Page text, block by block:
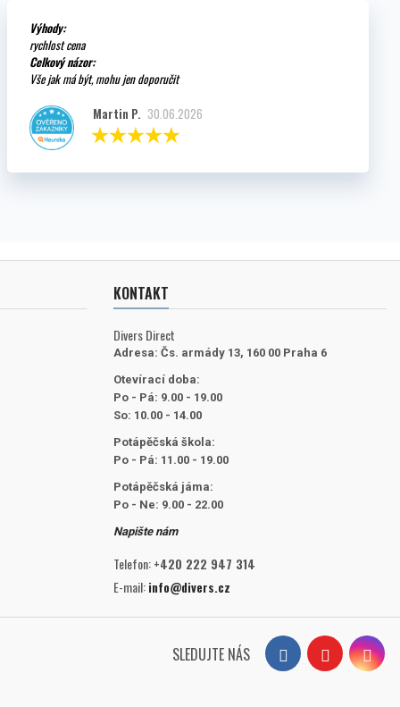
Výhody:
rychlost cena
Celkový názor:
Vše jak má být, mohu jen doporučit
Martin P. 30.06.2026
KONTAKT
Divers Direct
Adresa: Čs. armády 13, 160 00 Praha 6
Otevírací doba:
Po - Pá: 9.00 - 19.00
So: 10.00 - 14.00
Potápěčská škola:
Po - Pá: 11.00 - 19.00
Potápěčská jáma:
Po - Ne: 9.00 - 22.00
Napište nám
Telefon:+420 222 947 314
E-mail:info@divers.cz
SLEDUJTE NÁS